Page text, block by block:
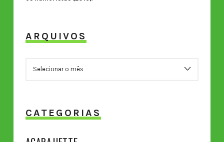
ARQUIVOS
CATEGORIAS